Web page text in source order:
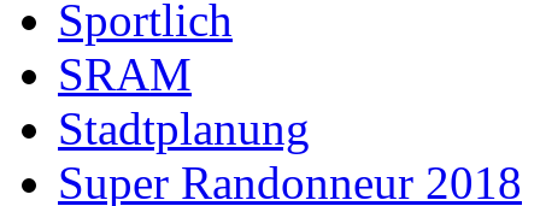
Sportlich
SRAM
Stadtplanung
Super Randonneur 2018